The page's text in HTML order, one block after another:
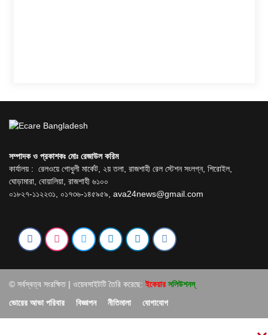
সম্পাদক ও প্রকাশকঃ মোঃ রেজাউল করিম
কার্যালয় : রেলওয়ে গোধুলী মার্কেট, ২য় তলা, রাজশাহী রেল স্টেশন সংলগ্ন, শিরোইল,
ঘোড়ামারা, বোয়ালিয়া, রাজশাহী ৬১০০
০১৮২৭-১১২২৩১, ০১৭৩৬-১৪৫৯৫৯, ava24news@gmail.com
© সর্বস্বত্ব সংরক্ষিত | ওয়েবসাইটটি তৈরি করেছে:ইকেয়ার সলিউশনস্
ভোরের আভা পরিবার
বিজ্ঞাপন নীতিমালা যোগাযোগ